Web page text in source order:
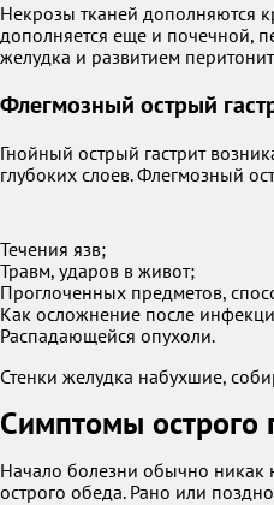
Некрозы тканей дополняются
дополняется еще и почечной,
желудка и развитием
Флегмозный острый
Гнойный острый гастрит
глубоких слоев. Флегмозный
Течения язв;
Травм, ударов в живот;
Проглоченных предметов,
Как осложнение после
Распадающейся опухоли.
Стенки желудка набухшие,
Симптомы острого
Начало болезни обычно никак
острого обеда. Рано или